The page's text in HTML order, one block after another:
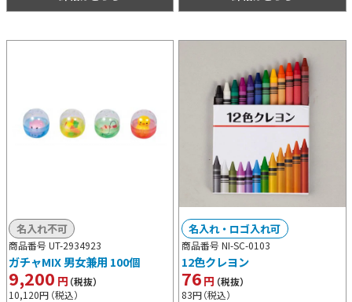
商品番号 UT-2934923
ガチャMIX 男女兼用 100個
9,200 円（税抜）
10,120円（税込）
名入れ不可
商品番号 NI-SC-0103
12色クレヨン
76円（税抜）
83円（税込）
名入れ・ロゴ入れ可